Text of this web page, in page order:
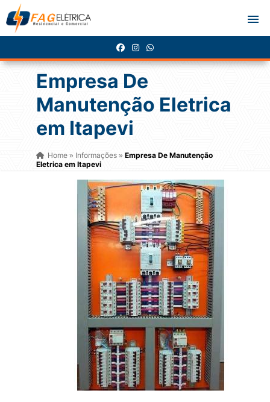
Empresa De
Manutenção Eletrica
em Itapevi
Home» Informações » Empresa De Manutenção
Eletrica em Itapevi